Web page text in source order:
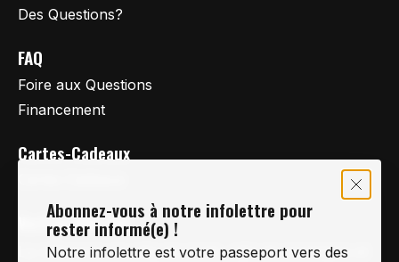
Des Questions?
FAQ
Foire aux Questions
Financement
Cartes-Cadeaux
Vertige Vélo Ski
La référence en vélo de route, vélo de montagne et
Abonnez-vous à notre infolettre pour
rester informé(e) !
Notre infolettre est votre passeport vers des